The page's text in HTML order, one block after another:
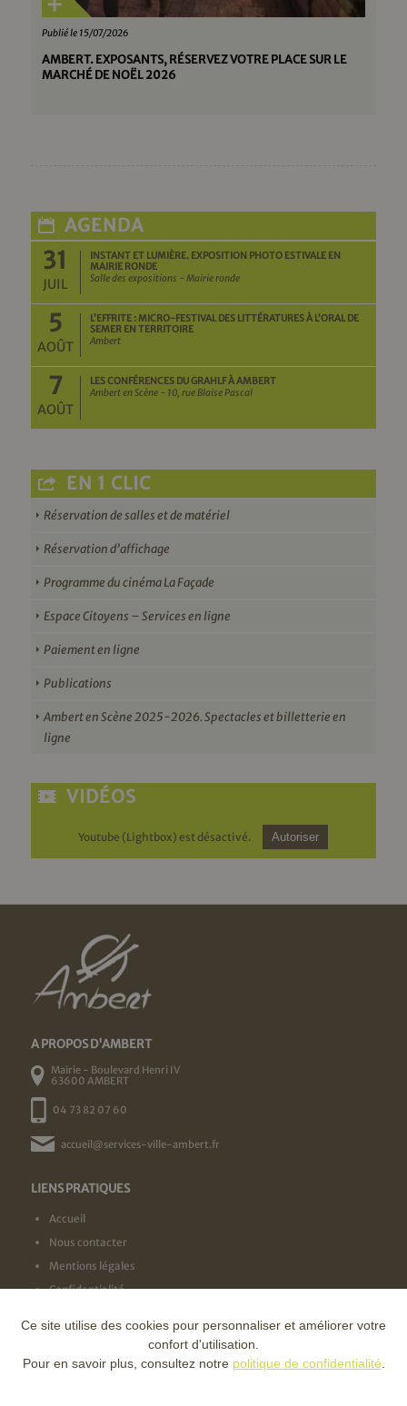
Publié le 15/07/2026
AMBERT. EXPOSANTS, RÉSERVEZ VOTRE PLACE SUR LE
MARCHÉ DE NOËL 2026
AGENDA
31
JUIL
INSTANT ET LUMIÈRE. EXPOSITION PHOTO ESTIVALE EN
MAIRIE RONDE
Salle des expositions - Mairie ronde
5
AOÛT
L’EFFRITE : MICRO-FESTIVAL DES LITTÉRATURES À L’ORAL DE
SEMER EN TERRITOIRE
Ambert
7
AOÛT
LES CONFÉRENCES DU GRAHLF À AMBERT
Ambert en Scène - 10, rue Blaise Pascal
EN 1 CLIC
Réservation de salles et de matériel
Réservation d’affichage
Programme du cinéma La Façade
Espace Citoyens – Services en ligne
Paiement en ligne
Publications
Ambert en Scène 2025-2026. Spectacles et billetterie en
ligne
VIDÉOS
Youtube (Lightbox) est désactivé. Autoriser
A PROPOS D'AMBERT
Mairie - Boulevard Henri IV
63600 AMBERT
04 73 82 07 60
accueil@services-ville-ambert.fr
LIENS PRATIQUES
Accueil
Nous contacter
Mentions légales
Confidentialité
NOS LABELS
Ce site utilise des cookies pour personnaliser et améliorer votre
confort d'utilisation.
Pour en savoir plus, consultez notre politique de confidentialité